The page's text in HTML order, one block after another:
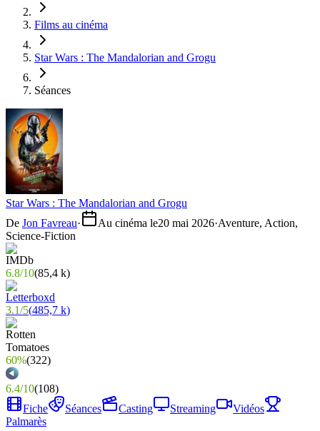
Films au cinéma
Star Wars : The Mandalorian and Grogu
Séances
Star Wars : The Mandalorian and Grogu
De Jon Favreau· Au cinéma le20 mai 2026·Aventure, Action,
Science-Fiction
6.8/10(85,4 k)
3.1/5(485,7 k)
60%(322)
6.4/10(108)
Fiche
Séances Casting Streaming
Vidéos
Palmarès